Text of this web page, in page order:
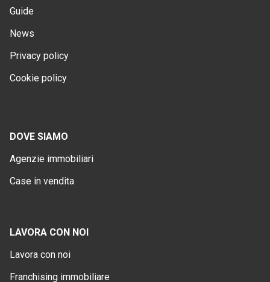
Guide
News
Privacy policy
Cookie policy
DOVE SIAMO
Agenzie immobiliari
Case in vendita
LAVORA CON NOI
Lavora con noi
Franchising immobiliare